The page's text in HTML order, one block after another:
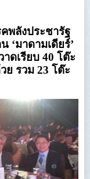
พลังประชารัฐ
‘มาดามเดียร์’
าดเรียบ 40 โต๊ะ
ย รวม 23 โต๊ะ